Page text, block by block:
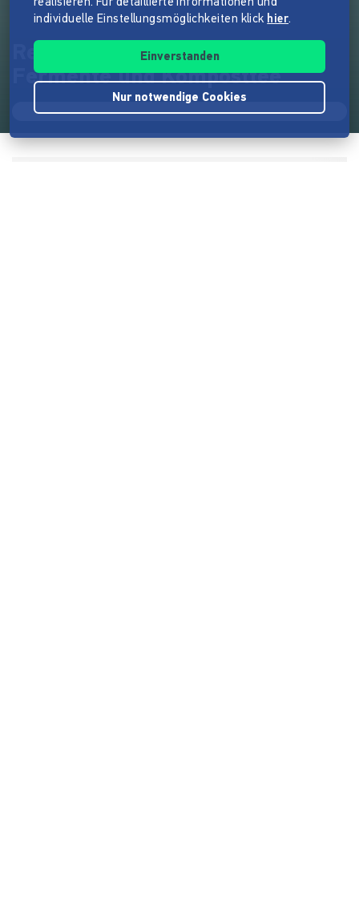
Regenerative Landwirtschaft:
Fermente und Komposttee
realisieren. Für detaillierte Informationen und
individuelle Einstellungsmöglichkeiten klick hier.
Einverstanden
Nur notwendige Cookies